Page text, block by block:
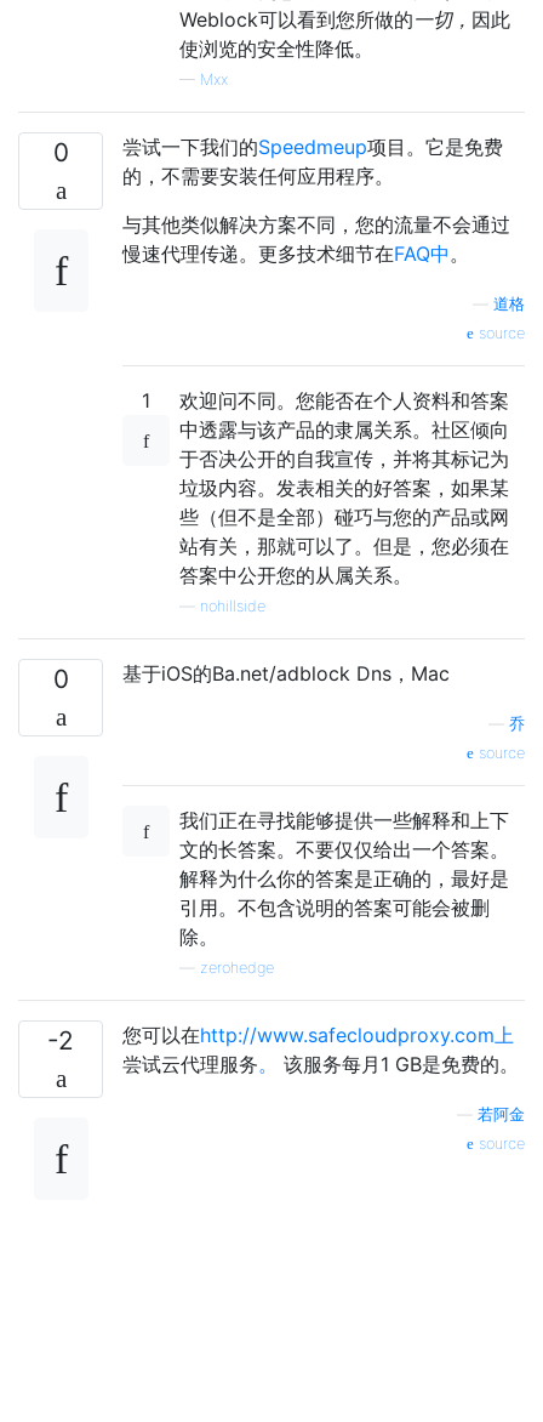
Weblock可以看到您所做的一切， 因此
使浏览的安全性降低。
— Mxx
0 尝试一下我们的Speedmeup项目。它是免费
的，不需要安装任何应用程序。
与其他类似解决方案不同，您的流量不会通过
慢速代理传递。更多技术细节在FAQ中。
道格
source
1
欢迎问不同。您能否在个人资料和答案
中透露与该产品的隶属关系。社区倾向
于否决公开的自我宣传，并将其标记为
垃圾内容。发表相关的好答案，如果某
些（但不是全部）碰巧与您的产品或网
站有关，那就可以了。但是，您必须在
答案中公开您的从属关系。
nohillside
0 基于iOS的Ba.net/adblock Dns，Mac
乔
source
我们正在寻找能够提供一些解释和上下
文的长答案。不要仅仅给出一个答案。
解释为什么你的答案是正确的，最好是
引用。不包含说明的答案可能会被删
除。
zerohedge
-2 您可以在http://www.safecloudproxy.com上
尝试云代理服务。 该服务每月1 GB是免费的。
若阿金
source